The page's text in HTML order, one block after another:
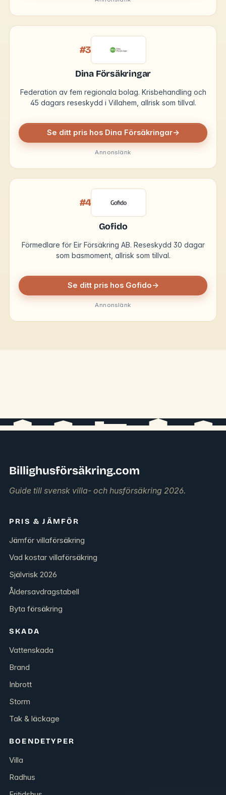
#3
Dina Försäkringar
Federation av fem regionala bolag. Krisbehandling och
45 dagars reseskydd i Villahem, allrisk som tillval.
Se ditt pris hos Dina Försäkringar→
Annonslänk
#4
Gofido
Förmedlare för Eir Försäkring AB. Reseskydd 30 dagar
som basmoment, allrisk som tillval.
Se ditt pris hos Gofido→
Annonslänk
Billighusförsäkring.com
Guide till svensk villa- och husförsäkring 2026.
PRIS & JÄMFÖR
Jämför villaförsäkring
Vad kostar villaförsäkring
Självrisk 2026
Åldersavdragstabell
Byta försäkring
SKADA
Vattenskada
Brand
Inbrott
Storm
Tak & läckage
BOENDETYPER
Villa
Radhus